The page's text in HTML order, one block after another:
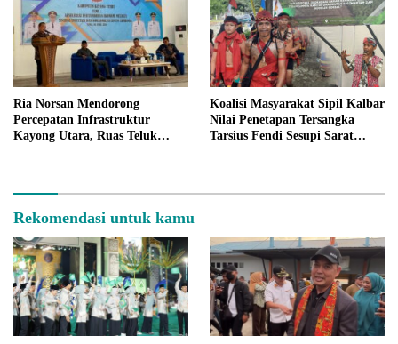
Ria Norsan Mendorong
Percepatan Infrastruktur
Kayong Utara, Ruas Teluk
Koalisi Masyarakat Sipil Kalbar
Nilai Penetapan Tersangka
Tarsius Fendi Sesupi Sarat
Rekomendasi untuk kamu